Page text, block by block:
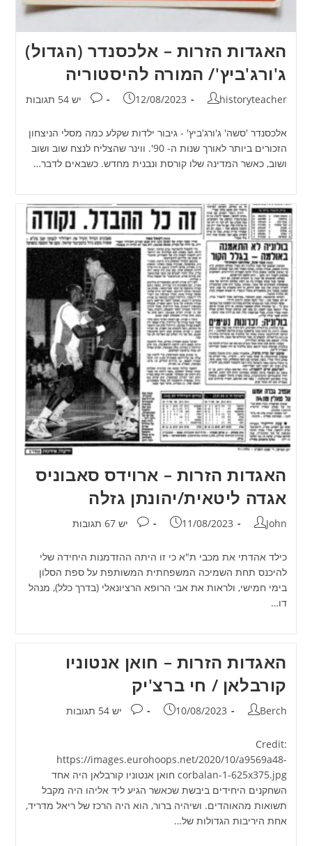
האגדות הזרות – אלכסנדר (הגדול)
ג'ורג'ביץ'/ המורה להיסטוריה
מחבר:
historyteacher פורסם:
12/08/2023 תגובות:
יש 54 תגובות
אלכסנדר 'סשה' ג'ורג'ביץ' - גיבור ילדות שקלע כמה מסלי הניצחון
הזכורים ביותר לאורך שנות ה- 90'. ווינר שהצליח לנצח שוב ושוב
ושוב, כאשר המדינה שלו קורסת ונבנית מחדש. כשבאים לדבר…
האגדות הזרות – ארוידס סאבוניס
אגדה ליטאית/יהונתן גזלה
מחבר:
John פורסם:
11/08/2023 תגובות:
יש 67 תגובות
כילד אהדתי את מכבי ת"א כי זו היתה ההזדמנות היחידה שלי
להיכנס תחת השמיכה המשפחתית המשותפת על ספת הסלון
בימי חמישי, ולראות את אבי הרופא הרציונאלי (בדרך כלל), מנהל
דו…
האגדות הזרות – חואן אנטוניו
קורבלאן / חי ברצ'יק
מחבר:
Berch פורסם:
10/08/2023 תגובות:
יש 54 תגובות
Credit:
https://images.eurohoops.net/2020/10/a9569a48-
corbalan-1-625x375.jpg חואן אנטוניו קורבלאן היה אחד
השחקנים היחידים ביבשת שכאשר הגיע ליד אליהו היה מקבל
תשואות מהאוהדים. ושיהיה ברור, הוא היה הרכז של ריאל מדריד,
אחת היריבות הגדולות של…